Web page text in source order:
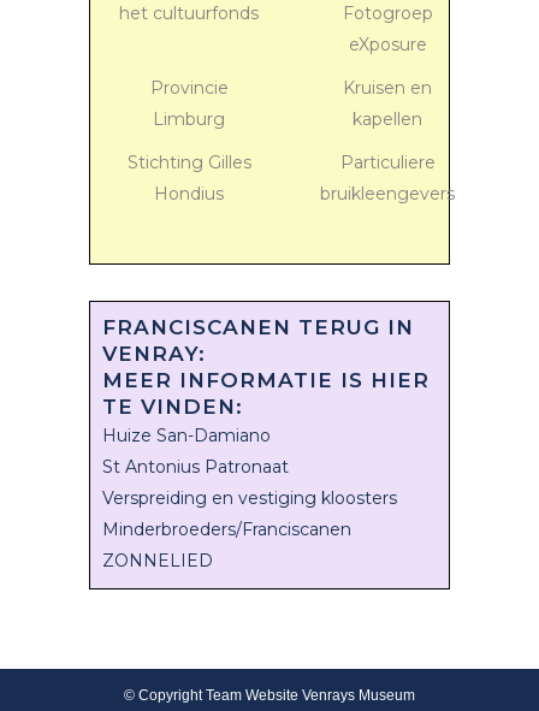
het cultuurfonds
Fotogroep
eXposure
Provincie
Limburg
Kruisen en
kapellen
Stichting Gilles
Hondius
Particuliere
bruikleengevers
FRANCISCANEN TERUG IN
VENRAY:
MEER INFORMATIE IS HIER
TE VINDEN:
Huize San-Damiano
St Antonius Patronaat
Verspreiding en vestiging kloosters
Minderbroeders/Franciscanen
ZONNELIED
© Copyright Team Website Venrays Museum